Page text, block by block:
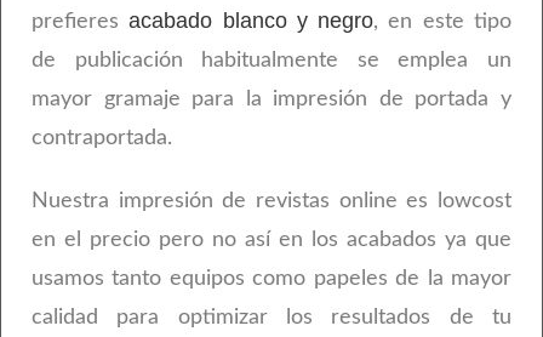
prefieresacabado blanco y negro, en este tipo
de publicación habitualmente se emplea un
mayor gramaje para la impresión de portada y
contraportada.
Nuestra impresión de revistas online es lowcost
en el precio pero no así en los acabados ya que
usamos tanto equipos como papeles de la mayor
calidad para optimizar los resultados de tu